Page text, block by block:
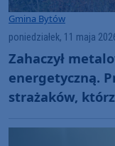
Gmina Bytów
poniedziałek, 11 maja
Zahaczył
energetyczną.
strażaków,